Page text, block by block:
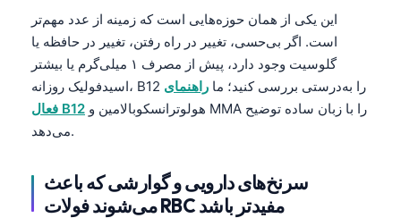
این یکی از همان حوزه‌هایی است که زمینه از عدد مهم‌تر
است. اگر بی‌حسی، تغییر در راه رفتن، تغییر در حافظه یا
گلوسیت وجود دارد، پیش از مصرف ۱ میلی‌گرم یا بیشتر
اسیدفولیک روزانه، B12 را به‌درستی بررسی کنید؛ ما راهنمای
فعال B12
می‌دهد.
سرنخ‌های دارویی و گوارشی که باعث
می‌شوند فولات RBC مفیدتر باشد
العربية المغربية
Afrikaans
ພາສາລາວ
Basa Jawa
Cebuano
ئۇيغۇرچە